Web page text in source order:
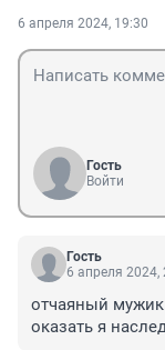
6 апреля 2024, 19:30
Гость
Войти
Гость
6 апреля 2024,
отчаяный
оказать я